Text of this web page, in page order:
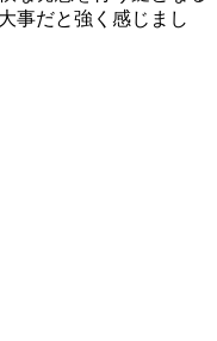
事だと強く感じまし